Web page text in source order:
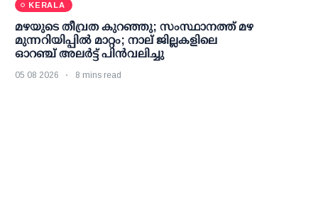
KERALA
മഴയുടെ തീവ്രത കുറഞ്ഞു; സംസ്ഥാനത്ത് മഴ
മുന്നറിയിപ്പിൽ മാറ്റം; നാല് ജില്ലകളിലെ
ഓറഞ്ച് അലർട്ട് പിൻവലിച്ചു
05 08 2026 8 mins read